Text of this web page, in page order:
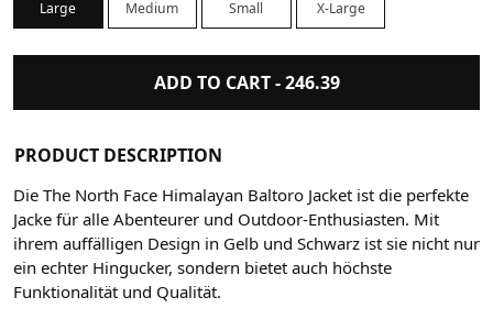
Large Medium Small X-Large
ADD TO CART -246.39
PRODUCT DESCRIPTION
Die The North Face Himalayan Baltoro Jacket ist die perfekte
Jacke für alle Abenteurer und Outdoor-Enthusiasten. Mit
ihrem auffälligen Design in Gelb und Schwarz ist sie nicht nur
ein echter Hingucker, sondern bietet auch höchste
Funktionalität und Qualität.